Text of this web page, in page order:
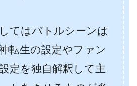
てはバトルシーンは
転生の設定やファン
定を独自解釈して主